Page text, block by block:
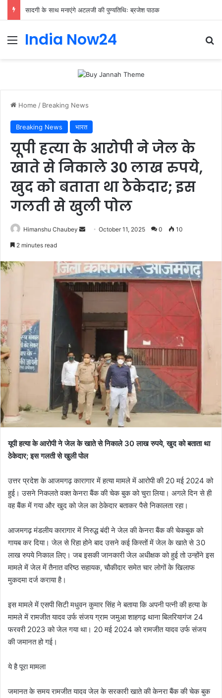
सादगी के साथ मनाएंगे अटलजी की पुण्यतिथिः ब्रजेश पाठक
India Now24
Home / Breaking News
Breaking News भारत
यूपी हत्या के आरोपी ने जेल के
खाते से निकाले 30 लाख रुपये,
खुद को बताता था ठेकेदार; इस
गलती से खुली पोल
Himanshu Chaubey October 11, 2025 0 10
2 minutes read
यूपी हत्या के आरोपी ने जेल के खाते से निकाले 30 लाख रुपये, खुद को बताता था
ठेकेदार; इस गलती से खुली पोल
उत्तर प्रदेश के आजमगढ़ कारागार में हत्या मामले में आरोपी की 20 मई 2024 को
हुई। उसने निकलते वक्त केनरा बैंक की चेक बुक को चुरा लिया। अगले दिन से ही
वह बैंक में गया और खुद को जेल का ठेकेदार बताकर पैसे निकालता रहा।
आजमगढ़ मंडलीय कारागार में निरुद्ध बंदी ने जेल की केनरा बैंक की चेकबुक को
गायब कर दिया। जेल से रिहा होने बाद उसने कई किस्तों में जेल के खाते से 30
लाख रुपये निकाल लिए। जब इसकी जानकारी जेल अधीक्षक को हुई तो उन्होंने इस
मामले में जेल में तैनात वरिष्ठ सहायक, चौकीदार समेत चार लोगों के खिलाफ
मुकदमा दर्ज कराया है।
इस मामले में एसपी सिटी मधुवन कुमार सिंह ने बताया कि अपनी पत्नी की हत्या के
मामले में रामजीत यादव उर्फ संजय ग्राम जमुआ शाहगढ़ थाना बिलरियागंज 24
फरवरी 2023 को जेल गया था। 20 मई 2024 को रामजीत यादव उर्फ संजय
की जमानत हो गई।
ये है पूरा मामला
जमानत के समय रामजीत यादव जेल के सरकारी खाते की केनरा बैंक की चेक बुक